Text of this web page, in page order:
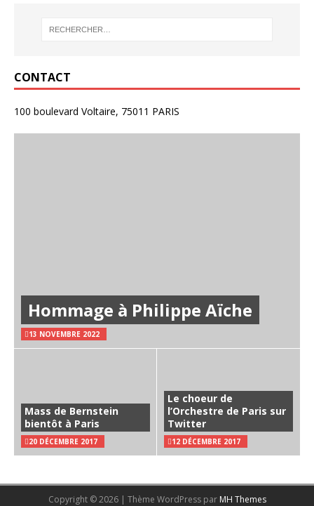
CONTACT
100 boulevard Voltaire, 75011 PARIS
Hommage à Philippe Aïche
13 NOVEMBRE 2022
Mass de Bernstein
bientôt à Paris
20 DÉCEMBRE 2017
Le choeur de
l’Orchestre de Paris sur
Twitter
12 DÉCEMBRE 2017
Copyright © 2026 | Thème WordPress par MH Themes